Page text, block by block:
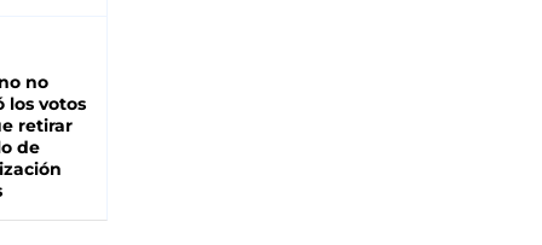
no
los votos
retirar
de